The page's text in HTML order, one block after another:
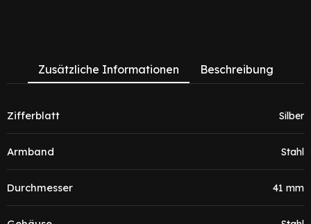
Zusätzliche Informationen Beschreibung
Zifferblatt Silber
Armband Stahl
Durchmesser 41 mm